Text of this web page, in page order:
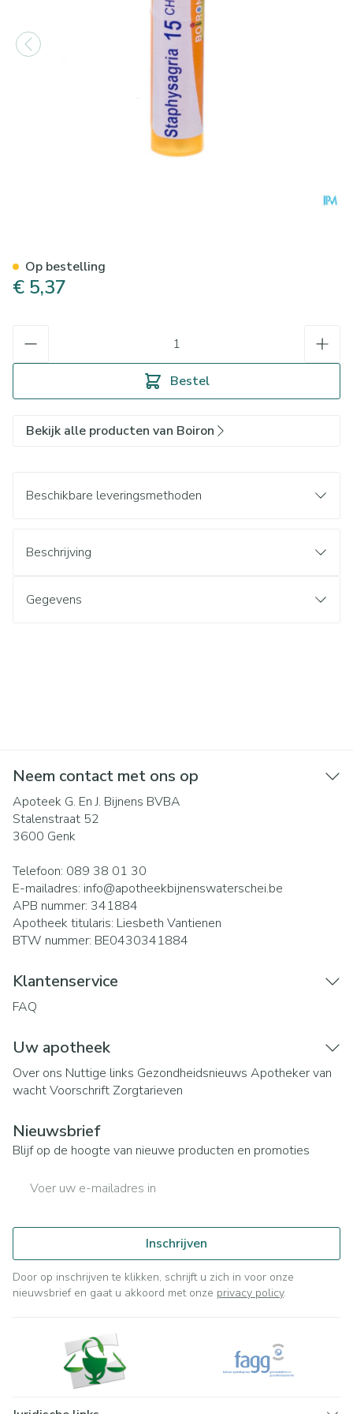
€ 5,37
Bestel
Op bestelling
Bekijk alle producten van Boiron
Beschikbare leveringsmethoden
Beschrijving
Gegevens
Neem contact met ons op
Apoteek G. En J. Bijnens BVBA
Stalenstraat 52
3600 Genk
Telefoon: 089 38 01 30
E-mailadres: info@apotheekbijnenswaterschei.be
APB nummer: 341884
Apotheek titularis: Liesbeth Vantienen
BTW nummer: BE0430341884
Klantenservice
FAQ
Uw apotheek
Over ons Nuttige links Gezondheidsnieuws Apotheker van
wachtVoorschrift Zorgtarieven
Nieuwsbrief
Blijf op de hoogte van nieuwe producten en promoties
Inschrijven
Door op inschrijven te klikken, schrijft u zich in voor onze
nieuwsbrief en gaat u akkoord met onze privacy policy.